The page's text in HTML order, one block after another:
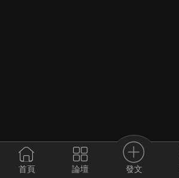
首頁 論壇 發文